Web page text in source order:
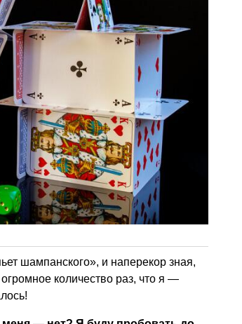
шампанского», и наперекор зная,
количество раз, что я —